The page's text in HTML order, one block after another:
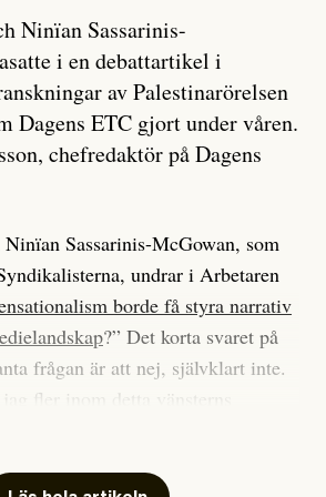
Ninïan Sassarinis-
i en debattartikel i
av Palestinarörelsen
Dagens ETC gjort under våren.
chefredaktör på Dagens
Sassarinis-McGowan, som
undrar i Arbetaren
borde få styra narrativ
?” Det korta svaret på
frågan är att nej, självklart inte.
fler inom detta vänsterns
sig till många snarare än att